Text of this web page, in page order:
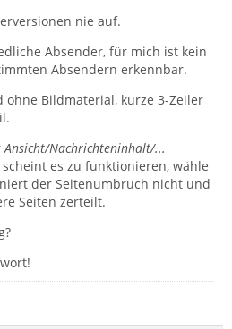
nie auf.
Absender, für mich ist kein
Absendern erkennbar.
ohne Bildmaterial, kurze 3-Zeiler
Ansicht/Nachrichteninhalt/...
es zu funktionieren, wähle
der Seitenumbruch nicht und
Seiten zerteilt.